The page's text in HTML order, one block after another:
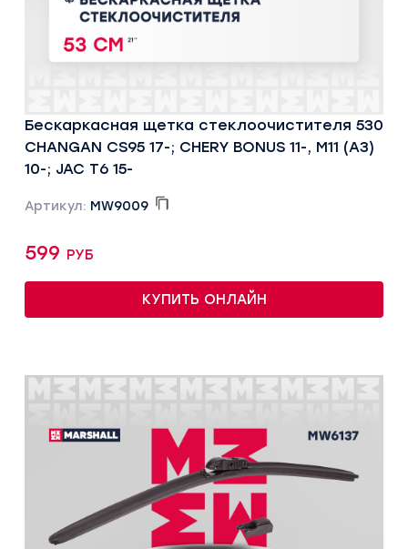
Бескаркасная щетка стеклоочистителя 530
CHANGAN CS95 17-; CHERY BONUS 11-, M11 (A3)
10-; JAC T6 15-
Артикул: MW9009
599 руб
КУПИТЬ ОНЛАЙН